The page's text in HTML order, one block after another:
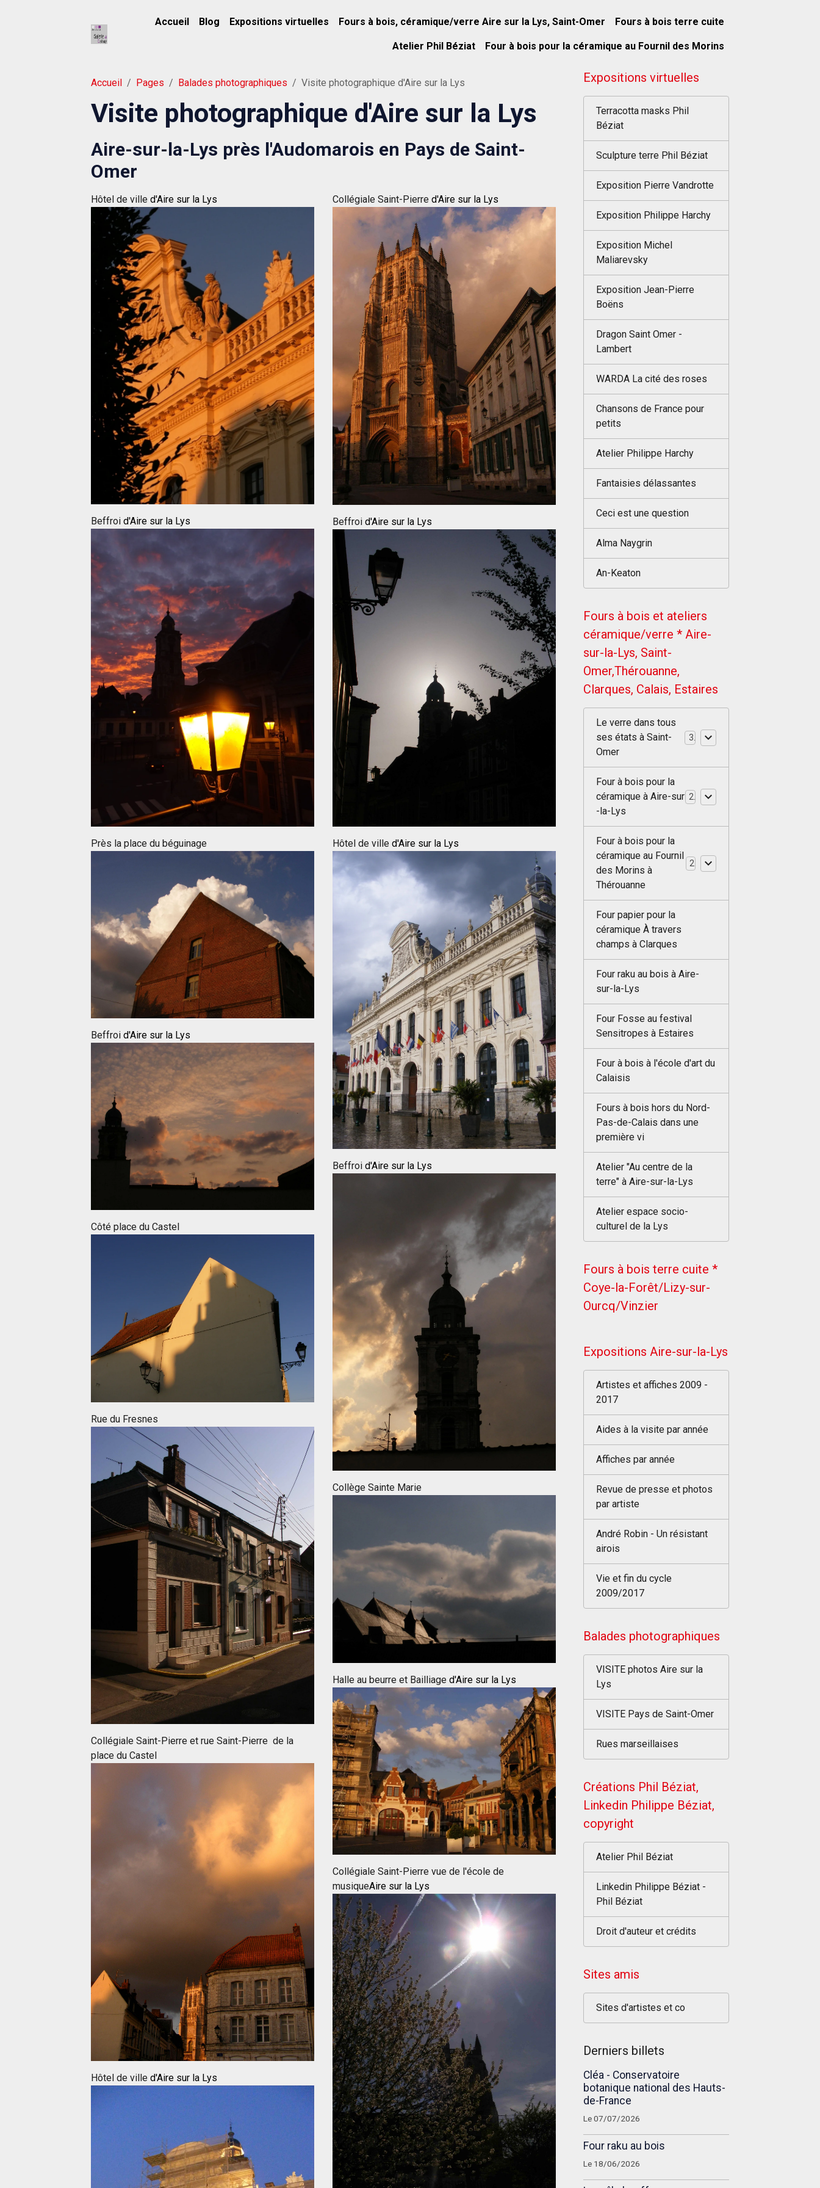
Accueil Blog Expositions virtuelles Fours à bois, céramique/verre Aire sur la Lys, Saint-Omer Fours à bois terre cuite
Atelier Phil Béziat Four à bois pour la céramique au Fournil des Morins
Accueil Pages Balades photographiques Visite photographique d'Aire sur la Lys
Visite photographique d'Aire sur la Lys
Aire-sur-la-Lys près l'Audomarois en Pays de Saint-
Omer
Hôtel de villed'Aire sur la Lys
Beffroid'Aire sur la Lys
Près la place du béguinage
Beffroid'Aire sur la Lys
Côté place du Castel
Rue du Fresnes
Collégiale Saint-Pierre et rue Saint-Pierre de la
place du Castel
Hôtel de villed'Aire sur la Lys
Collégiale Saint-Pierre d'Aire sur la Lys
Beffroid'Aire sur la Lys
Hôtel de villed'Aire sur la Lys
Beffroid'Aire sur la Lys
Collège Sainte Marie
Halle au beurre et Bailliage d'Aire sur la Lys
Collégiale Saint-Pierre vue de l'école de
musiqueAire sur la Lys
Expositions virtuelles
Terracotta masks Phil
Béziat
Sculpture terre Phil Béziat
Exposition Pierre Vandrotte
Exposition Philippe Harchy
Exposition Michel
Maliarevsky
Exposition Jean-Pierre
Boëns
Dragon Saint Omer -
Lambert
WARDA La cité des roses
Chansons de France pour
petits
Atelier Philippe Harchy
Fantaisies délassantes
Ceci est une question
Alma Naygrin
An-Keaton
Fours à bois et ateliers
céramique/verre * Aire-
sur-la-Lys, Saint-
Omer,Thérouanne,
Clarques, Calais, Estaires
Le verre dans tous
ses états à Saint-
Omer
Four à bois pour la
céramique à Aire-sur
-la-Lys
Four à bois pour la
céramique au Fournil
des Morins à
Thérouanne
Four papier pour la
céramique À travers
champs à Clarques
Four raku au bois à Aire-
sur-la-Lys
Four Fosse au festival
Sensitropes à Estaires
Four à bois à l'école d'art du
Calaisis
Fours à bois hors du Nord-
Pas-de-Calais dans une
première vi
Atelier "Au centre de la
terre" à Aire-sur-la-Lys
Atelier espace socio-
culturel de la Lys
Fours à bois terre cuite *
Coye-la-Forêt/Lizy-sur-
Ourcq/Vinzier
Expositions Aire-sur-la-Lys
Artistes et affiches 2009 -
2017
Aides à la visite par année
Affiches par année
Revue de presse et photos
par artiste
André Robin - Un résistant
airois
Vie et fin du cycle
2009/2017
Balades photographiques
VISITE photos Aire sur la
Lys
VISITE Pays de Saint-Omer
Rues marseillaises
Créations Phil Béziat,
Linkedin Philippe Béziat,
copyright
Atelier Phil Béziat
Linkedin Philippe Béziat -
Phil Béziat
Droit d'auteur et crédits
Sites amis
Sites d'artistes et co
Derniers billets
Cléa - Conservatoire
botanique national des Hauts-
de-France
Le 07/07/2026
Four raku au bois
Le 18/06/2026